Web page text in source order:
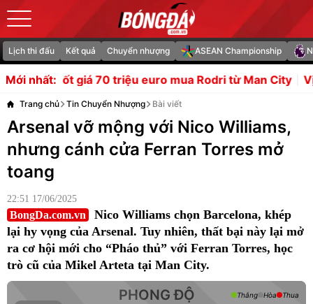
Lịch thi đấu Kết quả Chuyển nhượng ASEAN Championship
Mới nhất:
70 triệu euro mua Rodri từ Man City Vị thế của Sesko
Trang chủ Tin Chuyển Nhượng Bài viết
Arsenal vỡ mộng với Nico Williams,
nhưng cánh cửa Ferran Torres mở
toang
22:51 17/06/2025
BongDa.com.vn
Nico Williams chọn Barcelona, khép
lại hy vọng của Arsenal. Tuy nhiên, thất bại này lại mở
ra cơ hội mới cho “Pháo thủ” với Ferran Torres, học
trò cũ của Mikel Arteta tại Man City.
PHONG ĐỘ Thắng Hòa Thua